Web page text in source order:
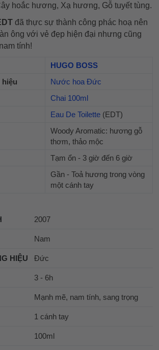
hoắc hương, Xạ hương, Gỗ tuyết tùng.
đã thực sự thành công phác hoạ nên
ông với vẻ đẹp hiện đại nhưng cũng
tính!
HUGO BOSS
Nước hoa Đức
Chai 100ml
Eau De Toilette (EDT)
Woody Aromatic: hương gỗ
thơm, thảo mộc
Tạm ổn - 3 giờ đến 6 giờ
Gần - Toả hương trong vòng
một cánh tay
2007
Nam
HIỆU Đức
3 - 6h
Mạnh mẽ, nam tính, sang trọng
1 cánh tay
100ml